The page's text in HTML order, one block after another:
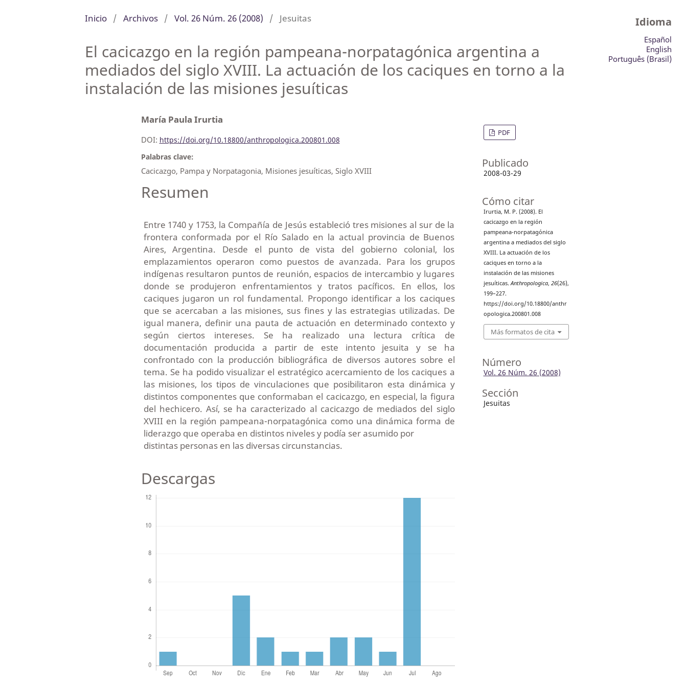
Inicio / Archivos / Vol. 26 Núm. 26 (2008) / Jesuitas
El cacicazgo en la región pampeana-norpatagónica argentina a
mediados del siglo XVIII. La actuación de los caciques en torno a la
instalación de las misiones jesuíticas
María Paula Irurtia
DOI: https://doi.org/10.18800/anthropologica.200801.008
Palabras clave:
Cacicazgo, Pampa y Norpatagonia, Misiones jesuíticas, Siglo XVIII
Resumen
Entre 1740 y 1753, la Compañía de Jesús estableció tres misiones al sur de la
frontera conformada por el Río Salado en la actual provincia de Buenos
Aires, Argentina. Desde el punto de vista del gobierno colonial, los
emplazamientos operaron como puestos de avanzada. Para los grupos
indígenas resultaron puntos de reunión, espacios de intercambio y lugares
donde se produjeron enfrentamientos y tratos pacíficos. En ellos, los
caciques jugaron un rol fundamental. Propongo identificar a los caciques
que se acercaban a las misiones, sus fines y las estrategias utilizadas. De
igual manera, definir una pauta de actuación en determinado contexto y
según ciertos intereses. Se ha realizado una lectura crítica de
documentación producida a partir de este intento jesuita y se ha
confrontado con la producción bibliográfica de diversos autores sobre el
tema. Se ha podido visualizar el estratégico acercamiento de los caciques a
las misiones, los tipos de vinculaciones que posibilitaron esta dinámica y
distintos componentes que conformaban el cacicazgo, en especial, la figura
del hechicero. Así, se ha caracterizado al cacicazgo de mediados del siglo
XVIII en la región pampeana-norpatagónica como una dinámica forma de
liderazgo que operaba en distintos niveles y podía ser asumido por
distintas personas en las diversas circunstancias.
Descargas
PDF
Publicado
2008-03-29
Cómo citar
Irurtia, M. P. (2008). El
cacicazgo en la región
pampeana-norpatagónica
argentina a mediados del siglo
XVIII. La actuación de los
caciques en torno a la
instalación de las misiones
jesuíticas.Anthropologica, 26(26),
199–227.
https://doi.org/10.18800/anthr
opologica.200801.008
Más formatos de cita
Número
Vol. 26 Núm. 26 (2008)
Sección
Jesuitas
Idioma
Español
English
Português (Brasil)